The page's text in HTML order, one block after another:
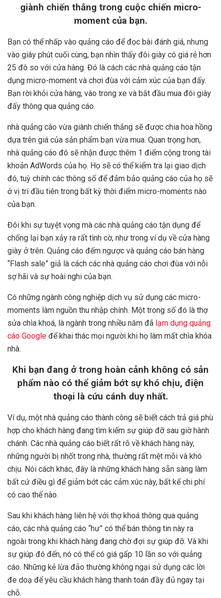
giành chiến thắng trong cuộc chiến micro-
moment của bạn.
Bạn có thể nhấp vào quảng cáo để đọc bài đánh giá, nhưng
vào giây phút cuối cùng, bạn nhìn thấy đôi giày có giá rẻ hơn
25 đô so với cửa hàng. Đó là cách các nhà quảng cáo tận
dụng micro-moment và chơi đùa với cảm xúc của bạn đấy.
Bạn rời khỏi cửa hàng, vào trong xe và bắt đầu mua đôi giày
đấy thông qua quảng cáo.
nhà quảng cáo vừa giành chiến thắng sẽ được chia hoa hồng
dựa trên giá của sản phẩm bạn vừa mua. Quan trọng hơn,
nhà quảng cáo đó sẽ nhận được thêm 1 điểm cộng trong tài
khoản AdWords của họ. Họ sẽ có thể kiểm tra lại giao dịch
đó, tuỳ chính các thông số để đảm bảo quảng cáo của họ sẽ
ở vị trí đầu tiên trong bất kỳ thời điểm micro-moments nào
của bạn.
Đôi khi sự tuyệt vọng mà các nhà quảng cáo tận dụng để
chống lại bạn xảy ra rất tình cờ, như trong ví dụ về cửa hàng
giày ở trên. Quảng cáo đếm ngược và quảng cáo bán hàng
“Flash sale” giả là cách các nhà quảng cáo chơi đùa với nỗi
sợ hãi và sự hoài nghi của bạn.
Có những ngành công nghiệp dịch vụ sử dụng các micro-
moments làm nguồn thu nhập chính. Một trong số đó là thợ
sửa chìa khoá, là ngành trong nhiều năm đã lạm dụng quảng
cáo Google để khai thác mọi người khi họ làm mất chìa khóa
nhà.
Khi bạn đang ở trong hoàn cảnh không có sản
phẩm nào có thể giảm bớt sự khó chịu, điện
thoại là cứu cánh duy nhất.
Ví dụ, một nhà quảng cáo thành công sẽ biết cách trả giá phù
hợp cho khách hàng đang tìm kiếm sự giúp đỡ sau giờ hành
chánh. Các nhà quảng cáo biết rất rõ về khách hàng này,
những người bị nhốt trong nhà, thường rất mệt mõi và khó
chịu. Nói cách khác, đây là những khách hàng sẵn sàng làm
bất cứ điều gì để giảm bớt các cảm xúc này, bất kể chi phí
có cao thế nào.
Sau khi khách hàng liên hệ với thợ khoá thông qua quảng
cáo, các nhà quảng cáo “hư” có thể bán thông tin này ra
ngoài trong khi khách hàng đang chờ đợi sự giúp đỡ. Và khi
sự giúp đó đến, nó có thể có giá gấp 10 lần so với quảng
cáo. Những kẻ lừa đảo thường không ngại sử dụng các lời
đe doạ để yêu cầu khách hàng thanh toán đầy đủ ngay tại
chỗ.